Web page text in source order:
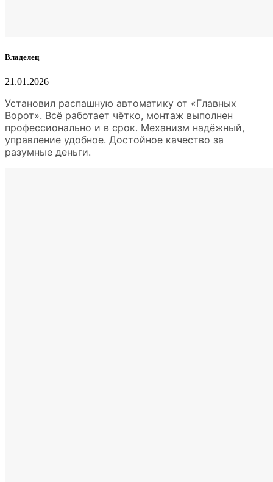
Владелец
21.01.2026
Установил распашную автоматику от «Главных
Ворот». Всё работает чётко, монтаж выполнен
профессионально и в срок. Механизм надёжный,
управление удобное. Достойное качество за
разумные деньги.